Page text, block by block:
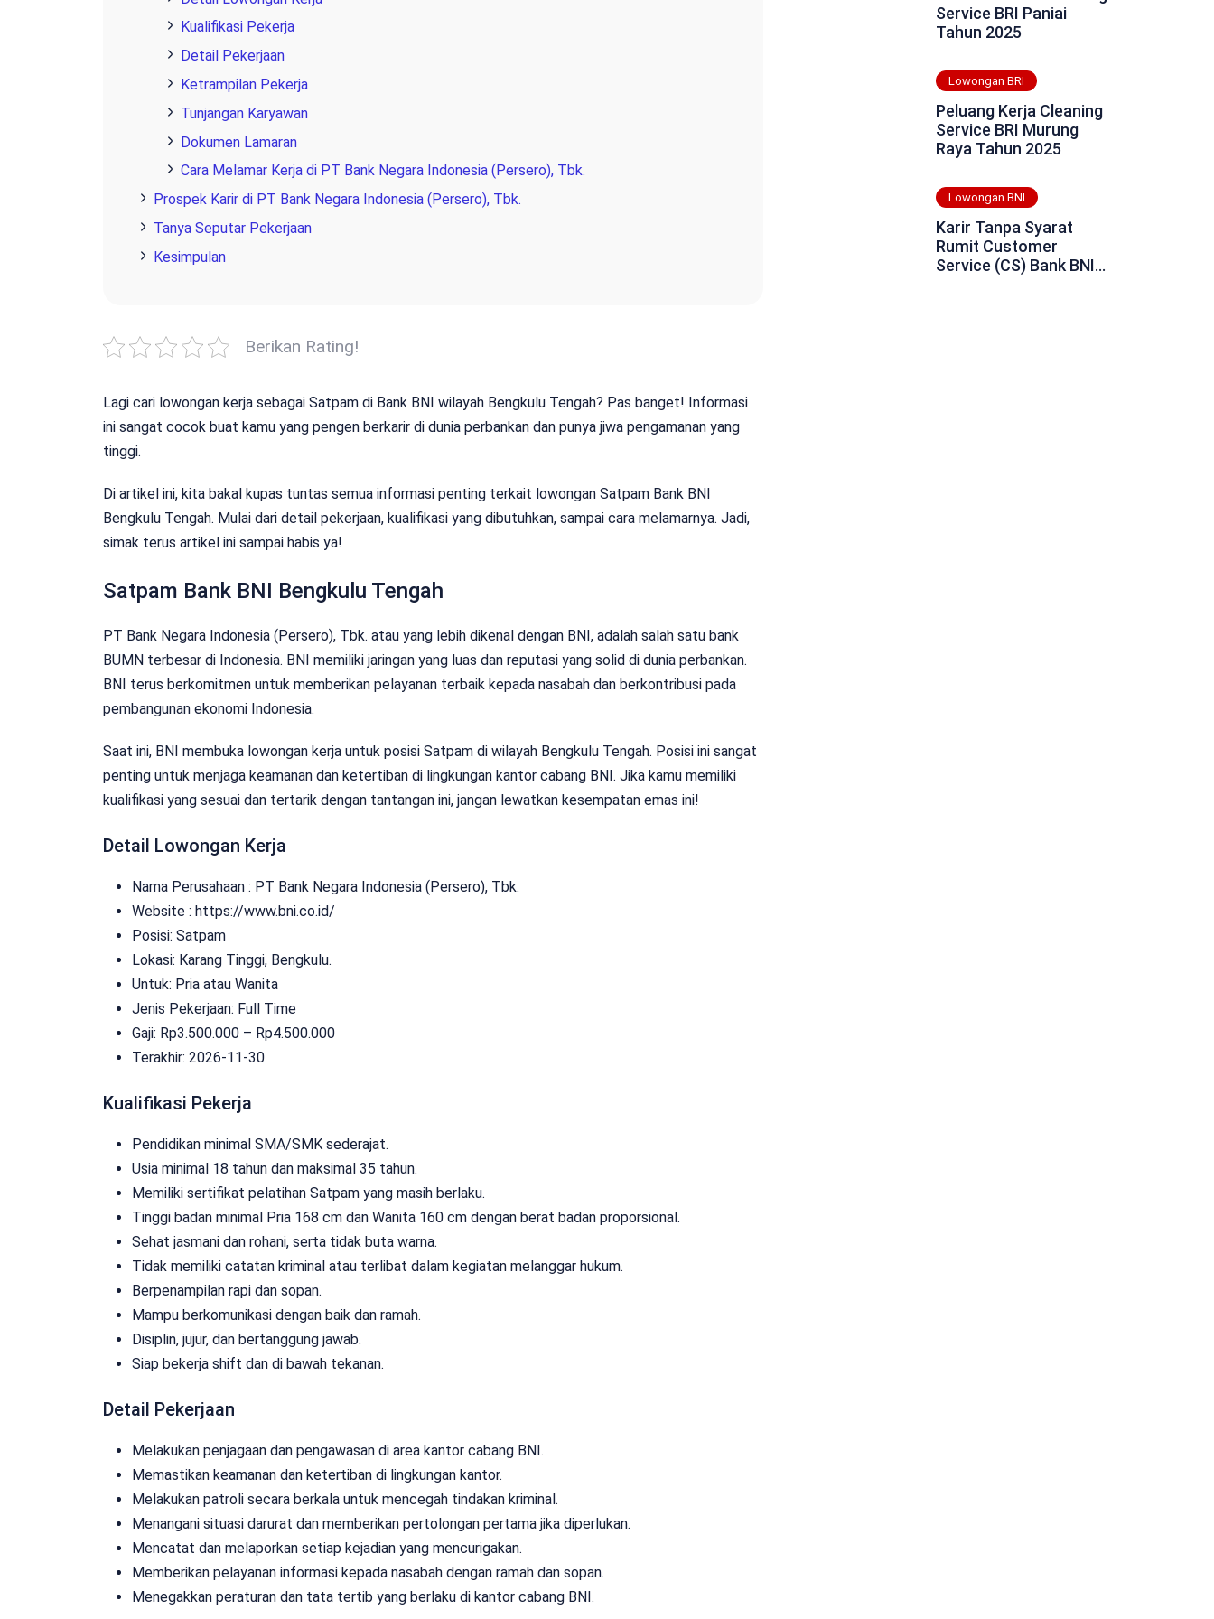
Kualifikasi Pekerja
Detail Pekerjaan
Ketrampilan Pekerja
Tunjangan Karyawan
Dokumen Lamaran
Cara Melamar Kerja di PT Bank Negara Indonesia (Persero), Tbk.
Prospek Karir di PT Bank Negara Indonesia (Persero), Tbk.
Tanya Seputar Pekerjaan
Kesimpulan
Berikan Rating!
Lagi cari lowongan kerja sebagai Satpam di Bank BNI wilayah Bengkulu Tengah? Pas banget! Informasi
ini sangat cocok buat kamu yang pengen berkarir di dunia perbankan dan punya jiwa pengamanan yang
tinggi.
Di artikel ini, kita bakal kupas tuntas semua informasi penting terkait lowongan Satpam Bank BNI
Bengkulu Tengah. Mulai dari detail pekerjaan, kualifikasi yang dibutuhkan, sampai cara melamarnya. Jadi,
simak terus artikel ini sampai habis ya!
Satpam Bank BNI Bengkulu Tengah
PT Bank Negara Indonesia (Persero), Tbk. atau yang lebih dikenal dengan BNI, adalah salah satu bank
BUMN terbesar di Indonesia. BNI memiliki jaringan yang luas dan reputasi yang solid di dunia perbankan.
BNI terus berkomitmen untuk memberikan pelayanan terbaik kepada nasabah dan berkontribusi pada
pembangunan ekonomi Indonesia.
Saat ini, BNI membuka lowongan kerja untuk posisi Satpam di wilayah Bengkulu Tengah. Posisi ini sangat
penting untuk menjaga keamanan dan ketertiban di lingkungan kantor cabang BNI. Jika kamu memiliki
kualifikasi yang sesuai dan tertarik dengan tantangan ini, jangan lewatkan kesempatan emas ini!
Detail Lowongan Kerja
Nama Perusahaan : PT Bank Negara Indonesia (Persero), Tbk.
Website : https://www.bni.co.id/
Posisi: Satpam
Lokasi: Karang Tinggi, Bengkulu.
Untuk: Pria atau Wanita
Jenis Pekerjaan: Full Time
Gaji: Rp3.500.000 – Rp4.500.000
Terakhir: 2026-11-30
Kualifikasi Pekerja
Pendidikan minimal SMA/SMK sederajat.
Usia minimal 18 tahun dan maksimal 35 tahun.
Memiliki sertifikat pelatihan Satpam yang masih berlaku.
Tinggi badan minimal Pria 168 cm dan Wanita 160 cm dengan berat badan proporsional.
Sehat jasmani dan rohani, serta tidak buta warna.
Tidak memiliki catatan kriminal atau terlibat dalam kegiatan melanggar hukum.
Berpenampilan rapi dan sopan.
Mampu berkomunikasi dengan baik dan ramah.
Disiplin, jujur, dan bertanggung jawab.
Siap bekerja shift dan di bawah tekanan.
Detail Pekerjaan
Melakukan penjagaan dan pengawasan di area kantor cabang BNI.
Memastikan keamanan dan ketertiban di lingkungan kantor.
Melakukan patroli secara berkala untuk mencegah tindakan kriminal.
Menangani situasi darurat dan memberikan pertolongan pertama jika diperlukan.
Mencatat dan melaporkan setiap kejadian yang mencurigakan.
Memberikan pelayanan informasi kepada nasabah dengan ramah dan sopan.
Menegakkan peraturan dan tata tertib yang berlaku di kantor cabang BNI.
Service BRI Paniai
Tahun 2025
Lowongan BRI
Peluang Kerja Cleaning
Service BRI Murung
Raya Tahun 2025
Lowongan BNI
Karir Tanpa Syarat
Rumit Customer
Service (CS) Bank BNI